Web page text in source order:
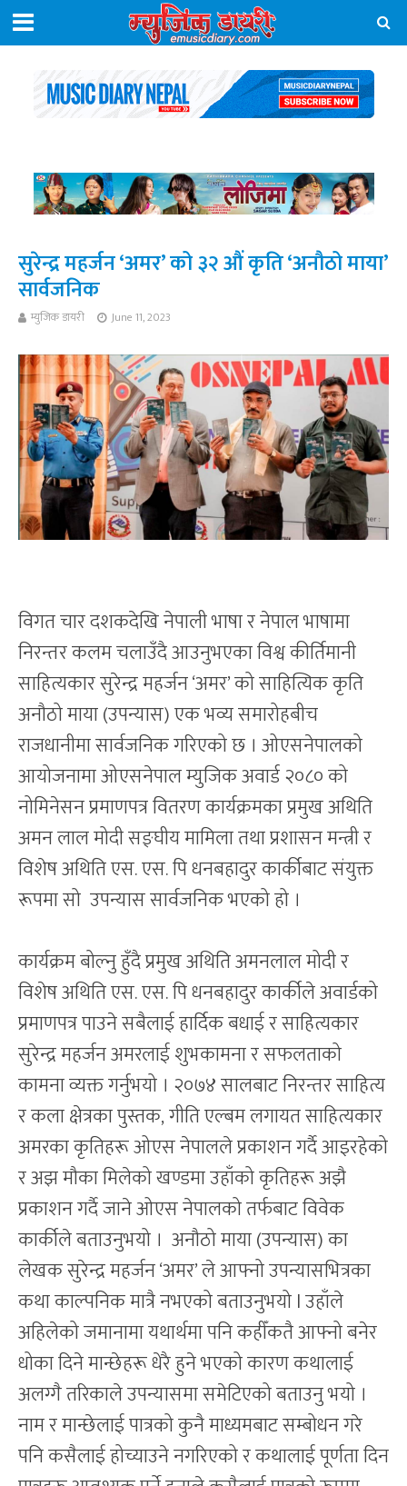
सुरेन्द्र महर्जन ‘अमर’ को ३२ औं कृति ‘अनौठो माया’
सार्वजनिक
म्युजिक डायरी June 11, 2023
विगत चार दशकदेखि नेपाली भाषा र नेपाल भाषामा
निरन्तर कलम चलाउँदै आउनुभएका विश्व कीर्तिमानी
साहित्यकार सुरेन्द्र महर्जन ‘अमर’ को साहित्यिक कृति
अनौठो माया (उपन्यास) एक भव्य समारोहबीच
राजधानीमा सार्वजनिक गरिएको छ । ओएसनेपालको
आयोजनामा ओएसनेपाल म्युजिक अवार्ड २०८० को
नोमिनेसन प्रमाणपत्र वितरण कार्यक्रमका प्रमुख अथिति
अमन लाल मोदी सङ्घीय मामिला तथा प्रशासन मन्त्री र
विशेष अथिति एस. एस. पि धनबहादुर कार्कीबाट संयुक्त
रूपमा सो उपन्यास सार्वजनिक भएको हो ।
कार्यक्रम बोल्नु हुँदै प्रमुख अथिति अमनलाल मोदी र
विशेष अथिति एस. एस. पि धनबहादुर कार्कीले अवार्डको
प्रमाणपत्र पाउने सबैलाई हार्दिक बधाई र साहित्यकार
सुरेन्द्र महर्जन अमरलाई शुभकामना र सफलताको
कामना व्यक्त गर्नुभयो । २०७४ सालबाट निरन्तर साहित्य
र कला क्षेत्रका पुस्तक, गीति एल्बम लगायत साहित्यकार
अमरका कृतिहरू ओएस नेपालले प्रकाशन गर्दै आइरहेको
र अझ मौका मिलेको खण्डमा उहाँको कृतिहरू अझै
प्रकाशन गर्दै जाने ओएस नेपालको तर्फबाट विवेक
कार्कीले बताउनुभयो । अनौठो माया (उपन्यास) का
लेखक सुरेन्द्र महर्जन ‘अमर’ ले आफ्नो उपन्यासभित्रका
कथा काल्पनिक मात्रै नभएको बताउनुभयो l उहाँले
अहिलेको जमानामा यथार्थमा पनि कहीँकतै आफ्नो बनेर
धोका दिने मान्छेहरू धेरै हुने भएको कारण कथालाई
अलग्गै तरिकाले उपन्यासमा समेटिएको बताउनु भयो ।
नाम र मान्छेलाई पात्रको कुनै माध्यमबाट सम्बोधन गरे
पनि कसैलाई होच्याउने नगरिएको र कथालाई पूर्णता दिन